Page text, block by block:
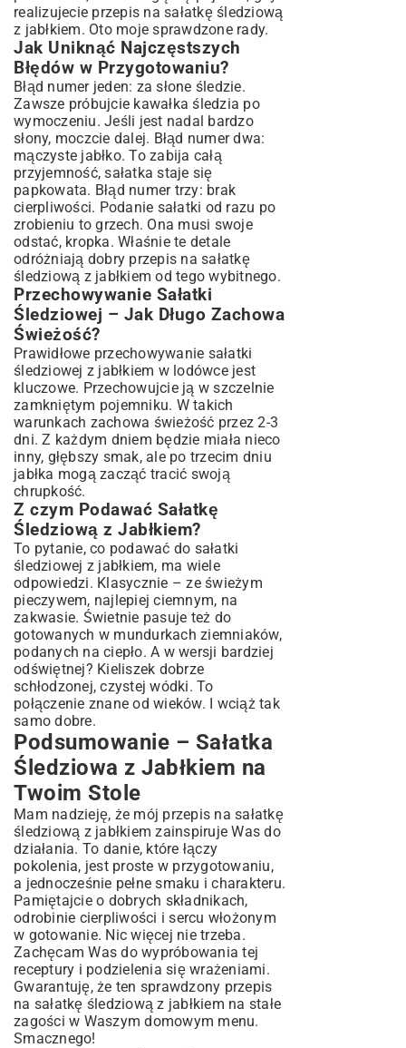
realizujecie przepis na sałatkę śledziową
z jabłkiem. Oto moje sprawdzone rady.
Jak Uniknąć Najczęstszych
Błędów w Przygotowaniu?
Błąd numer jeden: za słone śledzie.
Zawsze próbujcie kawałka śledzia po
wymoczeniu. Jeśli jest nadal bardzo
słony, moczcie dalej. Błąd numer dwa:
mączyste jabłko. To zabija całą
przyjemność, sałatka staje się
papkowata. Błąd numer trzy: brak
cierpliwości. Podanie sałatki od razu po
zrobieniu to grzech. Ona musi swoje
odstać, kropka. Właśnie te detale
odróżniają dobry przepis na sałatkę
śledziową z jabłkiem od tego wybitnego.
Przechowywanie Sałatki
Śledziowej – Jak Długo Zachowa
Świeżość?
Prawidłowe przechowywanie sałatki
śledziowej z jabłkiem w lodówce jest
kluczowe. Przechowujcie ją w szczelnie
zamkniętym pojemniku. W takich
warunkach zachowa świeżość przez 2-3
dni. Z każdym dniem będzie miała nieco
inny, głębszy smak, ale po trzecim dniu
jabłka mogą zacząć tracić swoją
chrupkość.
Z czym Podawać Sałatkę
Śledziową z Jabłkiem?
To pytanie, co podawać do sałatki
śledziowej z jabłkiem, ma wiele
odpowiedzi. Klasycznie – ze świeżym
pieczywem, najlepiej ciemnym, na
zakwasie. Świetnie pasuje też do
gotowanych w mundurkach ziemniaków,
podanych na ciepło. A w wersji bardziej
odświętnej? Kieliszek dobrze
schłodzonej, czystej wódki. To
połączenie znane od wieków. I wciąż tak
samo dobre.
Podsumowanie – Sałatka
Śledziowa z Jabłkiem na
Twoim Stole
Mam nadzieję, że mój przepis na sałatkę
śledziową z jabłkiem zainspiruje Was do
działania. To danie, które łączy
pokolenia, jest proste w przygotowaniu,
a jednocześnie pełne smaku i charakteru.
Pamiętajcie o dobrych składnikach,
odrobinie cierpliwości i sercu włożonym
w gotowanie. Nic więcej nie trzeba.
Zachęcam Was do wypróbowania tej
receptury i podzielenia się wrażeniami.
Gwarantuję, że ten sprawdzony przepis
na sałatkę śledziową z jabłkiem na stałe
zagości w Waszym domowym menu.
Smacznego!